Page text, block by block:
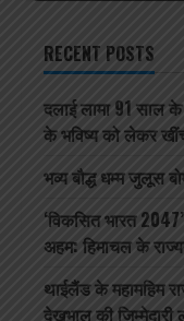
RECENT POSTS
दलाई लामा 91 साल के
के भविष्य को लेकर
भव्य बौद्ध धम्म जुलूस
‘विकसित भारत
अहम: हिमाचल के
थाईलैंड के महामहिम
देखभाल की जिम्मेदारी